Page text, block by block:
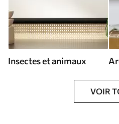
Insectes et animaux
VOIR